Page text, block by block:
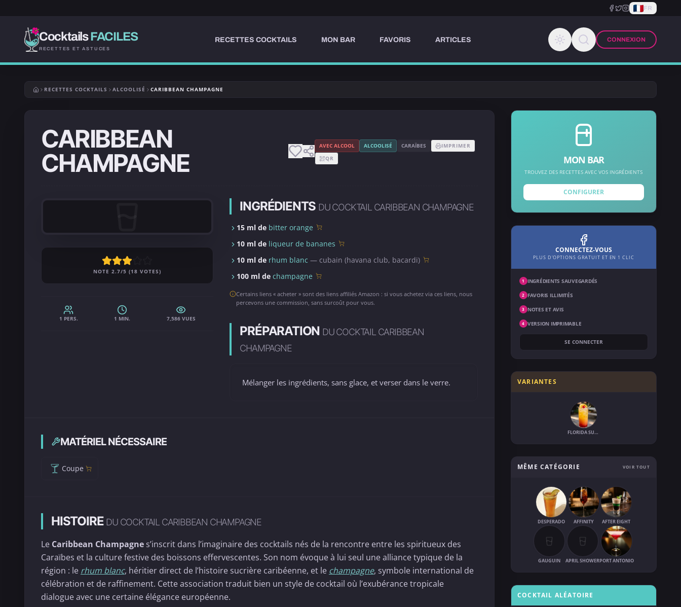
FR
CocktailsFACILES
RECETTES ET ASTUCES
RECETTES COCKTAILS MON BAR FAVORIS ARTICLES CONNEXION
RECETTES COCKTAILS ALCOOLISÉ CARIBBEAN CHAMPAGNE
CARIBBEAN
CHAMPAGNE
AVEC ALCOOL ALCOOLISÉ CARAÏBES
IMPRIMER
QR
NOTE 2.7/5 (18 VOTES)
1 PERS. 1 MIN. 7,586 VUES
INGRÉDIENTS DU COCKTAIL CARIBBEAN CHAMPAGNE
15 ml de bitter orange
10 ml de liqueur de bananes
10 ml de rhum blanc — cubain (havana club, bacardi)
100 ml dechampagne
Certains liens « acheter » sont des liens affiliés Amazon : si vous achetez via ces liens, nous
percevons une commission, sans surcoût pour vous.
PRÉPARATION DU COCKTAIL CARIBBEAN
CHAMPAGNE
Mélanger les ingrédients, sans glace, et verser dans le verre.
MATÉRIEL NÉCESSAIRE
Coupe
HISTOIRE DU COCKTAIL CARIBBEAN CHAMPAGNE
Le Caribbean Champagne s’inscrit dans l’imaginaire des cocktails nés de la rencontre entre les spiritueux des
Caraïbes et la culture festive des boissons effervescentes. Son nom évoque à lui seul une alliance typique de la
région : le rhum blanc, héritier direct de l’histoire sucrière caribéenne, et le champagne, symbole international de
célébration et de raffinement. Cette association traduit bien un style de cocktail où l’exubérance tropicale
dialogue avec une certaine élégance européenne.
MON BAR
TROUVEZ DES RECETTES AVEC VOS INGRÉDIENTS
CONFIGURER
CONNECTEZ-VOUS
PLUS D'OPTIONS GRATUIT ET EN 1 CLIC
1 INGRÉDIENTS SAUVEGARDÉS
2 FAVORIS ILLIMITÉS
3 NOTES ET AVIS
4 VERSION IMPRIMABLE
SE CONNECTER
VARIANTES
FLORIDA SUNRISE
MÊME CATÉGORIE VOIR TOUT
DESPERADO AFFINITY AFTER EIGHT
GAUGUIN APRIL SHOWERPORT ANTONIO
COCKTAIL ALÉATOIRE